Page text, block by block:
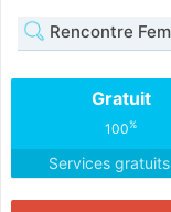
Rencontre
Gratuit
100%
Services gratuits